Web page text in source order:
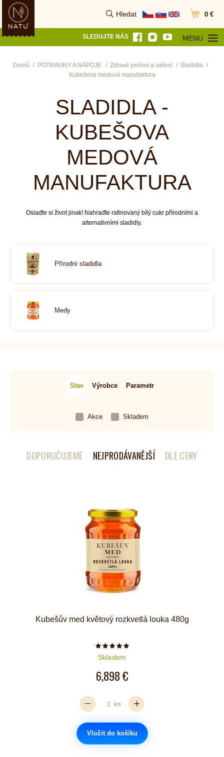
Hledat
Vyhledat Přejít do
0 €
SLEDUJTE NÁS MENU
OTEVŘÍT
Domů POTRAVINY A NÁPOJE Zdravé pečení a vaření
Sladidla
Kubešova medová manufaktura
SLADIDLA -
KUBEŠOVA
MEDOVÁ
MANUFAKTURA
Oslaďte si život jinak! Nahraďte rafinovaný bílý cukr přírodními a
alternativními sladidly.
Přírodní sladidla
Medy
Stav Výrobce Parametr
Akce Skladem
DOPORUČUJEME NEJPRODÁVANĚJŠÍ DLE CENY
Kubešův med květový rozkvetlá louka 480g
Počet hvězdiček je 5 z 5
Skladem
6,898 €
ks
Vložit do košíku